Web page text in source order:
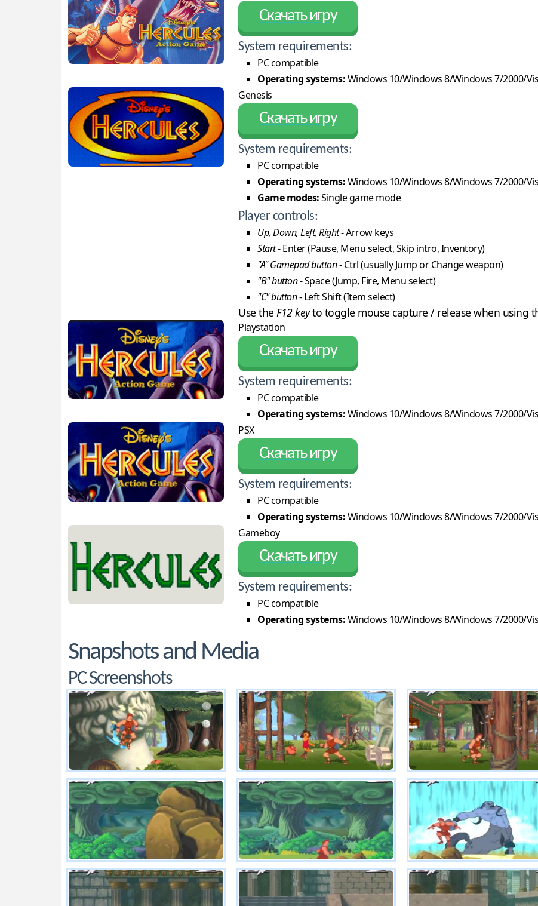
Скачать игру
System requirements:
PC compatible
Operating systems:Windows 10/Windows 8/Windows 7/2000/
Genesis
Скачать игру
System requirements:
PC compatible
Operating systems:Windows 10/Windows 8/Windows 7/2000/
Game modes:Single game mode
Player controls:
Up, Down, Left, Right- Arrow keys
Start- Enter (Pause, Menu select, Skip intro, Inventory)
"A" Gamepad button- Ctrl (usually Jump or Change weapon)
"B" button- Space (Jump, Fire, Menu select)
"C" button- Left Shift (Item select)
Use the F12 keyto toggle mouse capture / release when using
Playstation
Скачать игру
System requirements:
PC compatible
Operating systems:Windows 10/Windows 8/Windows 7/2000/
PSX
Скачать игру
System requirements:
PC compatible
Operating systems:Windows 10/Windows 8/Windows 7/2000/
Gameboy
Скачать игру
System requirements:
PC compatible
Operating systems:Windows 10/Windows 8/Windows 7/2000/
Snapshots and Media
PC Screenshots